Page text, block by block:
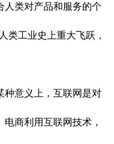
人类对产品和服务的个
类工业史上重大飞跃，
意义上，互联网是对
商利用互联网技术，